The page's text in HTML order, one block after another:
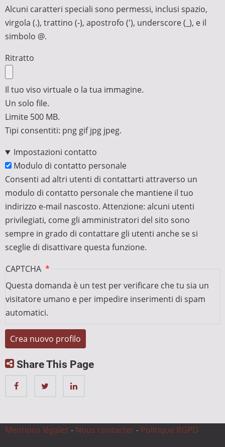
Alcuni caratteri speciali sono permessi, inclusi spazio,
virgola (.), trattino (-), apostrofo ('), underscore (_), e il
simbolo @.
Ritratto
Il tuo viso virtuale o la tua immagine.
Un solo file.
Limite 500 MB.
Tipi consentiti: png gif jpg jpeg.
Impostazioni contatto
Modulo di contatto personale
Consenti ad altri utenti di contattarti attraverso un
modulo di contatto personale che mantiene il tuo
indirizzo e-mail nascosto. Attenzione: alcuni utenti
privilegiati, come gli amministratori del sito sono
sempre in grado di contattare gli utenti anche se si
sceglie di disattivare questa funzione.
CAPTCHA
Questa domanda è un test per verificare che tu sia un
visitatore umano e per impedire inserimenti di spam
automatici.
Share This Page
Mentions légales - Nous contacter - Politique RGPD